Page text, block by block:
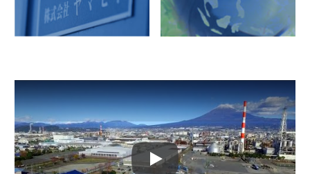
Play: Keynote (Google I/O '18)